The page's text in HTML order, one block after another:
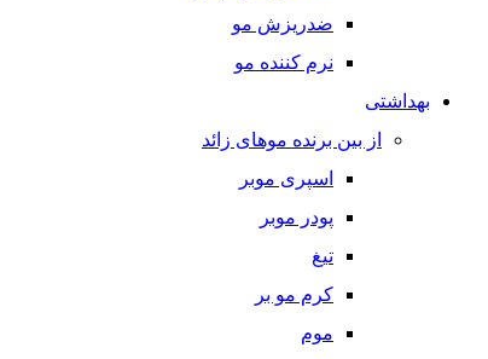
ضدریزش مو
نرم کننده مو
بهداشتی
از بین برنده موهای زائد
اسپری موبر
پودر موبر
تیغ
کرم مو بر
موم